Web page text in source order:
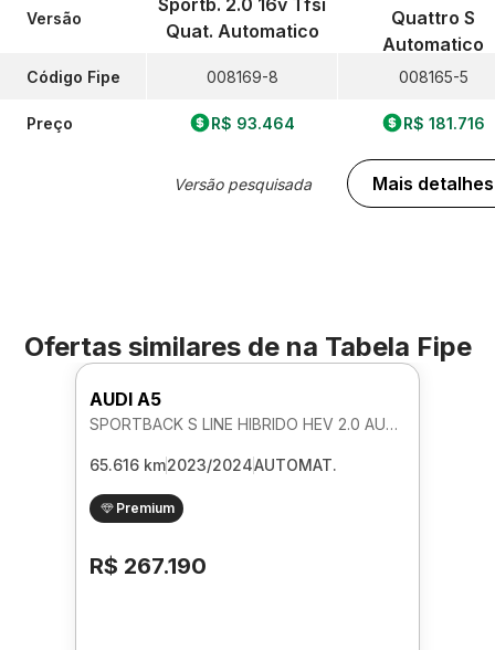
Versão
Código Fipe
Preço
Sportb. 2.0 16v Tfsi
Quat. Automatico
008169-8
R$ 93.464
Versão pesquisada
Quattro S
Automatico
008165-5
R$ 181.716
Mais detalhes
Ofertas similares de na Tabela Fipe
AUDI A5
SPORTBACK S LINE HIBRIDO HEV 2.0 AUTOMATICO
65.616 km2023/2024AUTOMAT.
Premium
R$ 267.190